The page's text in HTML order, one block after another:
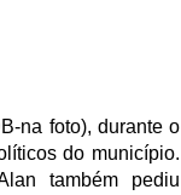
na foto), durante o
do município.
também pediu